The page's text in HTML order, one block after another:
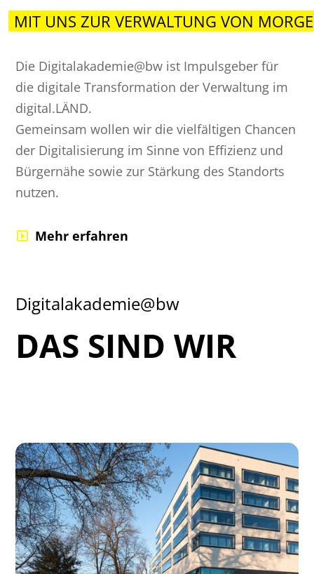
MIT UNS ZUR VERWALTUNG VON
Die Digitalakademie@bw ist Impulsgeber für
die digitale Transformation der Verwaltung im
digital.LÄND.
Gemeinsam wollen wir die vielfältigen Chancen
der Digitalisierung im Sinne von Effizienz und
Bürgernähe sowie zur Stärkung des Standorts
nutzen.
Mehr erfahren
Digitalakademie@bw
DAS SIND WIR